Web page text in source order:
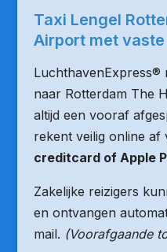
Taxi Lengel
Airport met
LuchthavenExpress®
naar Rotterdam The
altijd een vooraf
rekent veilig online af
creditcard of Apple
Zakelijke reizigers
en ontvangen
mail. (Voorafgaande